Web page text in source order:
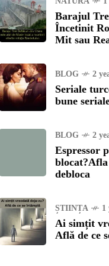
Barajul
Încetinit
Mit sau
BLOG 2
Seriale
bune
BLOG 2
Espressor
debloca
ȘTIINȚA 1
Ai simțit
Află de ce